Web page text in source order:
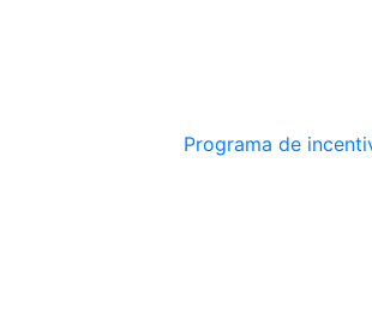
Programa de